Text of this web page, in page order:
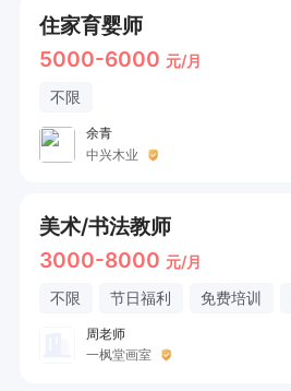
住家育婴师
5000-6000 元/月
不限
余青
中兴木业
美术/书法教师
3000-8000 元/月
不限 节日福利 免费培训
周老师
一枫堂画室